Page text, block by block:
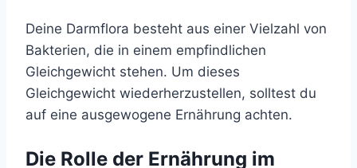
Deine Darmflora besteht aus einer Vielzahl von
Bakterien, die in einem empfindlichen
Gleichgewicht stehen. Um dieses
Gleichgewicht wiederherzustellen, solltest du
auf eine ausgewogene Ernährung achten.
Die Rolle der Ernährung im